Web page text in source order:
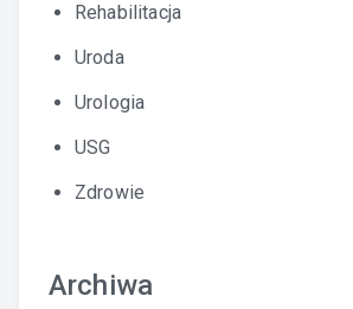
Rehabilitacja
Uroda
Urologia
USG
Zdrowie
Archiwa